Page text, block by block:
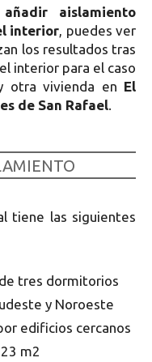
aislamiento
interior, puedes ver
los resultados tras
interior para el caso
otra vivienda en El
de San Rafael.
tiene las siguientes
tres dormitorios
y Noroeste
edificios cercanos
m2